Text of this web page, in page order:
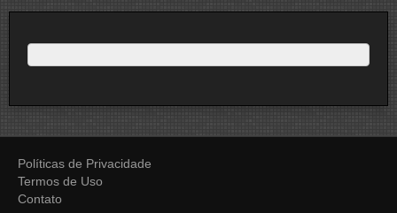
Políticas de Privacidade
Termos de Uso
Contato